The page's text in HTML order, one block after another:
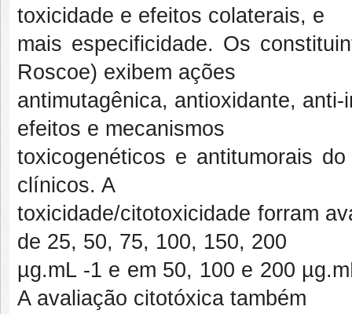
toxicidade e efeitos colaterais, e
mais especificidade. Os
Roscoe) exibem ações
antimutagênica, antioxidante,
efeitos e mecanismos
toxicogenéticos e antitumorais
clínicos. A
toxicidade/citotoxicidade forram
de 25, 50, 75, 100, 150, 200
µg.mL -1 e em 50, 100 e 200
A avaliação citotóxica também